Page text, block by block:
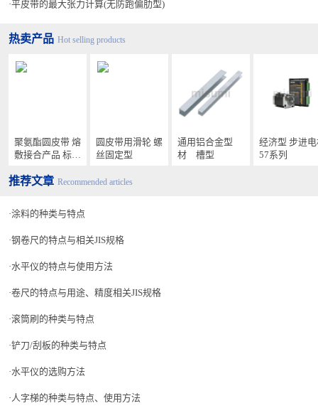
平皮带的最大张力计算(无防跑偏肋型)
热卖产品 Hot selling products
聚氨酯圆皮带 熔
敷接合产品 标准
防静电型
圆皮带用滑轮 螺
丝固定型
通用铝合金型
材 槽型
经济型 步进电
57系列
推荐文章 Recommended articles
涂料的种类与特点
钢卷尺的特点与相关JIS规格
水平仪的特点与使用方法
卷尺的特点与用途、精度相关JIS规格
滚筒刷的种类与特点
铲刀/刮板的种类与特点
水平仪的选购方法
人字梯的种类与特点、使用方法